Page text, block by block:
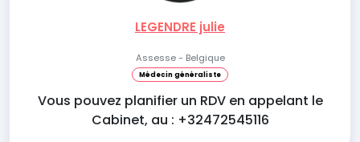
LEGENDRE julie
Assesse - Belgique
Médecin généraliste
Vous pouvez planifier un RDV en appelant le
Cabinet, au : +32472545116